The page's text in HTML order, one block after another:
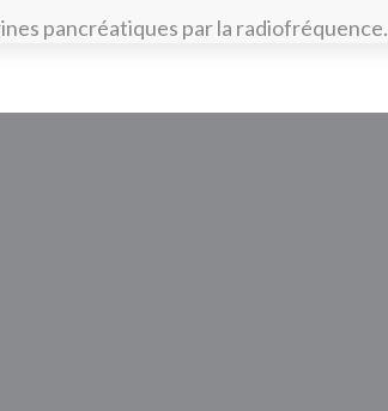
pancréatiques par la radiofréquence.